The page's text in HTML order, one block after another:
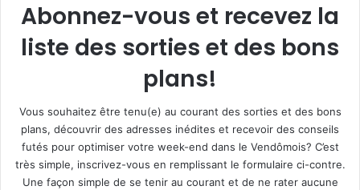
Abonnez-vous et recevez la
liste des sorties et des bons
plans!
Vous souhaitez être tenu(e) au courant des sorties et des bons
plans, découvrir des adresses inédites et recevoir des conseils
futés pour optimiser votre week-end dans le Vendômois? C’est
très simple, inscrivez-vous en remplissant le formulaire ci-contre.
Une façon simple de se tenir au courant et de ne rater aucune